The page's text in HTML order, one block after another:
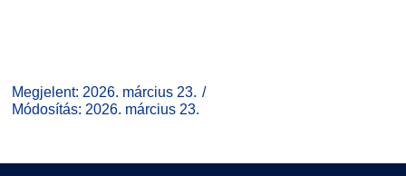
Megjelent: 2026. március 23.
Módosítás: 2026. március 23.